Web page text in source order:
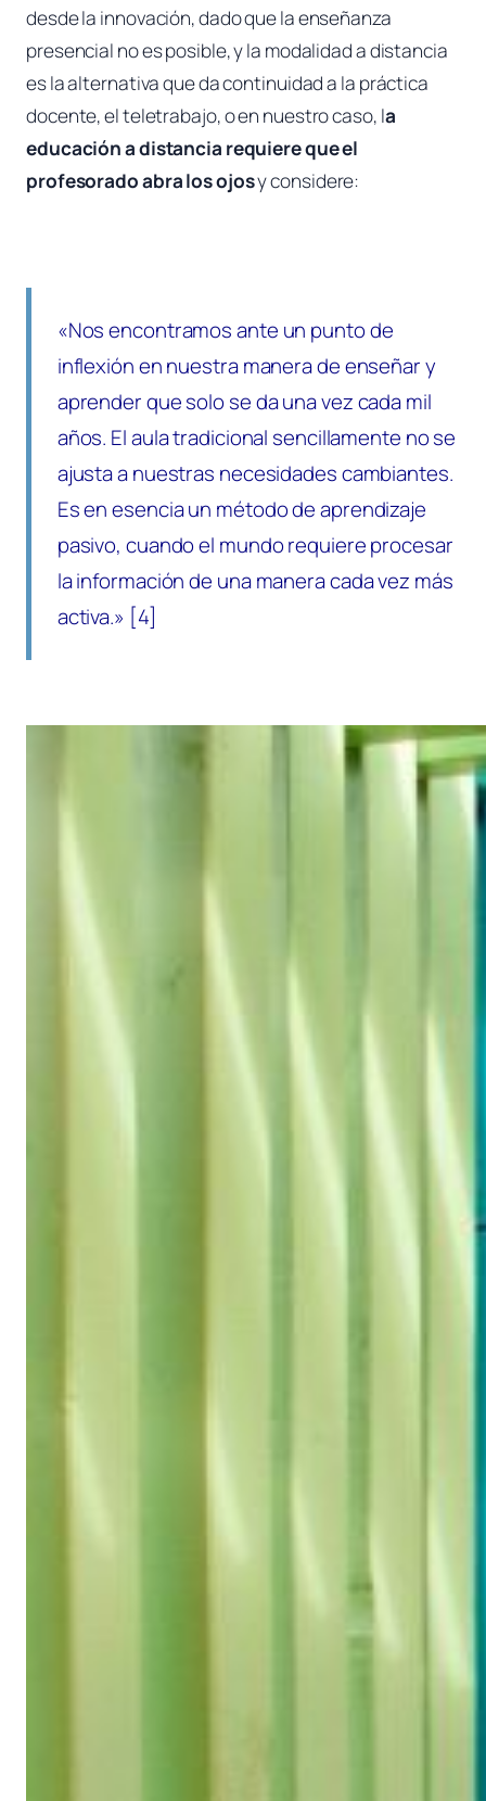
desde la innovación, dado que la enseñanza
presencial no es posible, y la modalidad a distancia
es la alternativa que da continuidad a la práctica
docente, elteletrabajo, o en nuestro caso, la
educación a distancia requiere que el
profesorado abra los ojosy considere:
«Nos encontramos ante un punto de
inflexión en nuestra manera de enseñar y
aprender que solo se da una vez cada mil
años. El aula tradicional sencillamente no se
ajusta a nuestras necesidades cambiantes.
Es en esencia un método de aprendizaje
pasivo, cuando el mundo requiere procesar
la información de una manera cada vez más
activa.» [4]